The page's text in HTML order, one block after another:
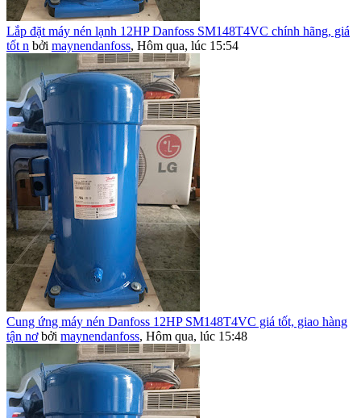
Lắp đặt máy nén lạnh 12HP Danfoss SM148T4VC chính hãng, giá
tốt n bởi maynendanfoss, Hôm qua, lúc 15:54
Cung ứng máy nén Danfoss 12HP SM148T4VC giá tốt, giao hàng
tận nơ bởi maynendanfoss, Hôm qua, lúc 15:48